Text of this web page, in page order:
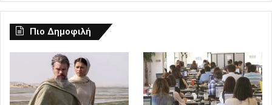
Πιο Δημοφιλή